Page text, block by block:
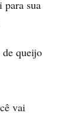
para sua
queijo
vai